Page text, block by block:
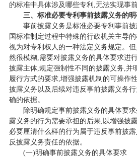
的标准中具体涉及哪些专利,无法实现事
三、标准必要专利事前披露义务的
事前披露义务是标准必要专利事前
国标准制定过程中特殊的行政机关主导
视为对专利权人的一种法定义务规定。
然很模糊,需要对披露义务的具体要求进
披露主体,规定强制性不同的披露义务,并
履行方式的要求,增强披露机制的可操作
披露义务以及后续对违反事前披露义务
确的依据。
除明确规定事前披露义务的具体要
露义务的行为需要承担的后果,以增强披
必要厘清什么样的行为属于违反事前披
反披露义务责任的依据。
(一)明确事前披露义务的具体要求